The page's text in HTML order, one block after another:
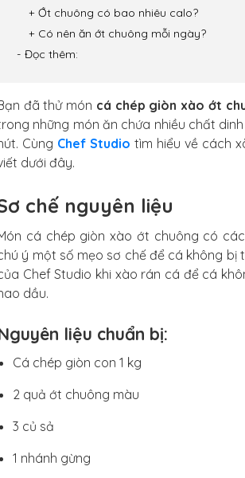
xước
Ớt chuông có bao nhiêu calo?
Có nên ăn ớt chuông mỗi ngày?
Đọc thêm:
đã thử món cá chép giòn xào ớt
những món ăn chứa nhiều chất
Cùng Chef Studio tìm hiểu về cách
dưới đây.
chế nguyên liệu
cá chép giòn xào ớt chuông có
ý một số mẹo sơ chế để cá không bị
Chef Studio khi xào rán cá để cá
dầu.
liệu chuẩn bị:
Cá chép giòn con 1 kg
2 quả ớt chuông màu
3 củ sả
1 nhánh gừng